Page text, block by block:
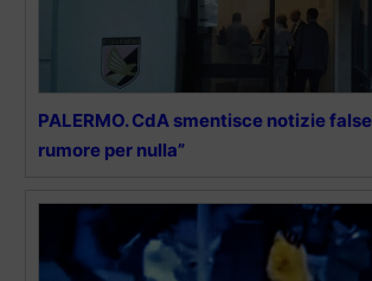
PALERMO. CdA smentisce notizie
rumore per nulla”